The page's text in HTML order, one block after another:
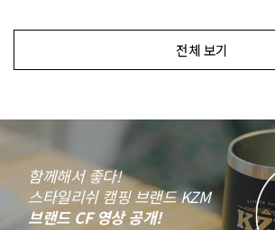
전체 보기
함께해서 좋다!
스타일리쉬 캠핑 브랜드 KZM
브랜드 CF 영상 공개!